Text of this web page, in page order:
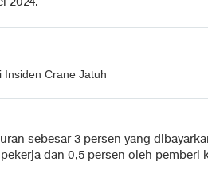
Insiden Crane Jatuh
sebesar 3 persen yang
dan 0,5 persen oleh pemberi